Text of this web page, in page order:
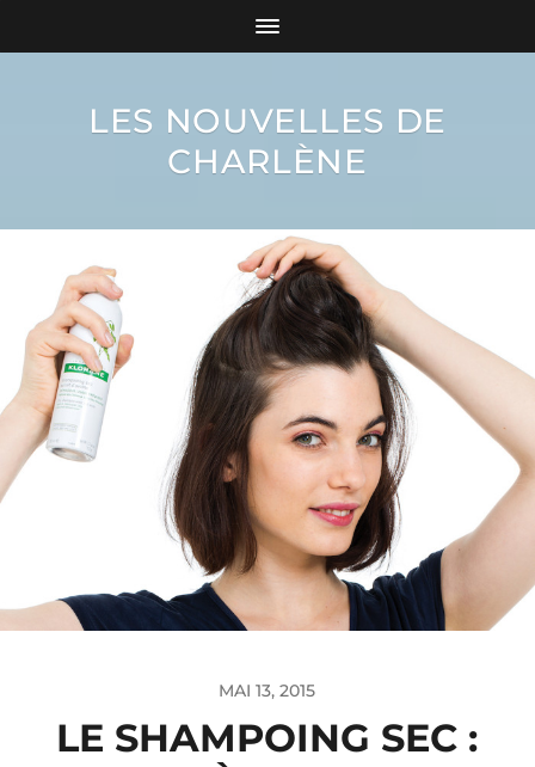
LES NOUVELLES DE
CHARLÈNE
MAI 13, 2015
LE SHAMPOING SEC :